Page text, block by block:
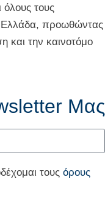
τους
Ελλάδα, προωθώντας
και την καινοτόμο
Μας
τους όρους